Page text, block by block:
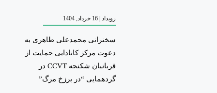
رویداد | 16 خرداد, 1404
سخنرانی محمدعلی طاهری به
دعوت مرکز کانادایی حمایت از
قربانیان شکنجه CCVT در
گردهمایی “در برزخ مرگ”